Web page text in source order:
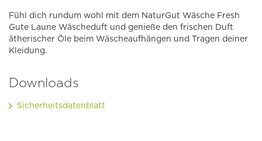
Fühl dich rundum wohl mit dem NaturGut Wäsche Fresh
Gute Laune Wäscheduft und genieße den frischen Duft
ätherischer Öle beim Wäscheaufhängen und Tragen deiner
Kleidung.
Downloads
Sicherheitsdatenblatt